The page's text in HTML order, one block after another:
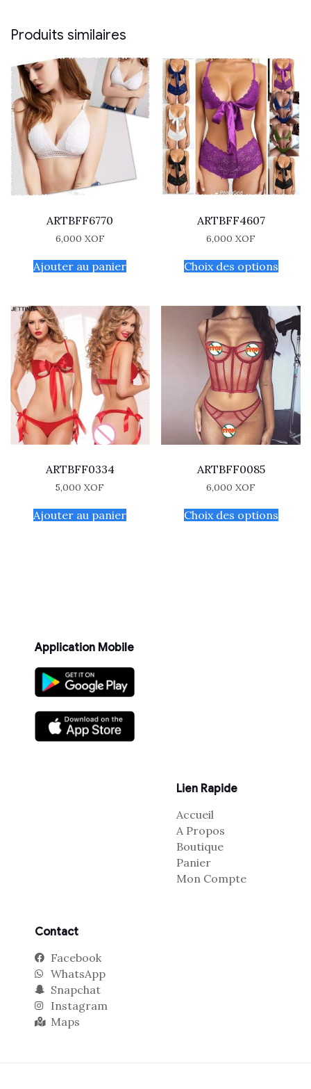
Produits similaires
ARTBFF6770
6,000 XOF
Ajouter au panier
ARTBFF4607
6,000XOF
Choix des options
ARTBFF0334
5,000XOF
Ajouter au panier
ARTBFF0085
6,000XOF
Choix des options
Application Mobile
Lien Rapide
Accueil
A Propos
Boutique
Panier
Mon Compte
Contact
Facebook
WhatsApp
Snapchat
Instagram
Maps